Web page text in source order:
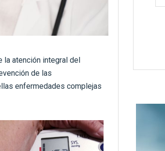
la atención integral del
de las
enfermedades complejas